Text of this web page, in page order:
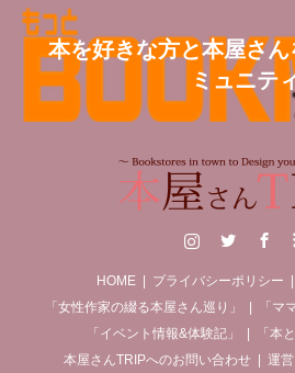
本を好きな方と本屋さ
ミュニテ
RSS
HOME プライバシーポリシー
「女性作家の綴る本屋さん巡り」
「マ
「イベント情報&体験記」
「本
本屋さんTRIPへのお問い合わせ
運